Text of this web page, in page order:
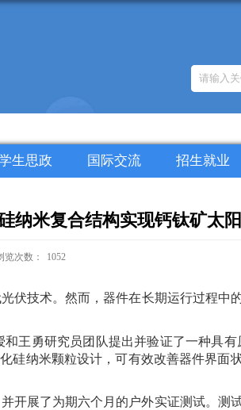
生思政 国际交流 招生就业
纳米复合结构实现钙钛矿太
览次数： 1052
伏技术。然而，器件在长期运行过程中
王勇研究员团队提出并验证了一种具
硅纳米颗粒设计，可有效改善器件界面
开展了为期六个月的户外实证测试。测